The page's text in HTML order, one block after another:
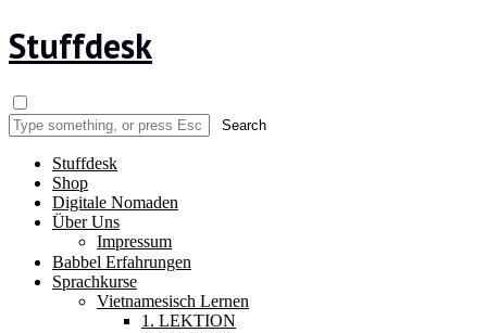
Stuffdesk
Stuffdesk
Shop
Digitale Nomaden
Über Uns
Impressum
Babbel Erfahrungen
Sprachkurse
Vietnamesisch Lernen
1. LEKTION